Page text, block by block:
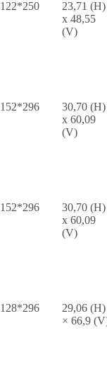
122*250
23,71 (H)
x 48,55
(V)
152*296
30,70 (H)
x 60,09
(V)
152*296
30,70 (H)
x 60,09
(V)
128*296
29,06 (H)
× 66,9